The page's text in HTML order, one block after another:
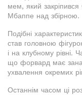
мем, який закріпився
Мбаппе над збірною.
Подібні
став головною
і на клубному рівні.
що форвард має
ухвалення окремих
Останнім часом ці